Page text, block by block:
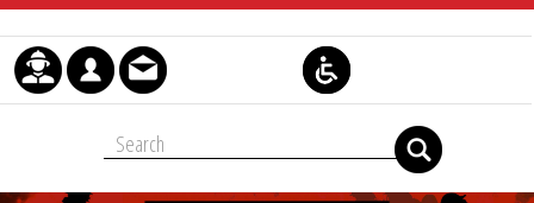
Skip to Content